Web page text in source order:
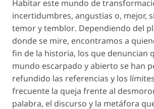
Habitar este mundo de
incertidumbres, angustias o, mejor,
temor y temblor. Dependiendo del
donde se mire, encontramos a
fin de la historia, los que denuncian
mundo escarpado y abierto se han
refundido las referencias y los
frecuente la queja frente al
palabra, el discurso y la metáfora